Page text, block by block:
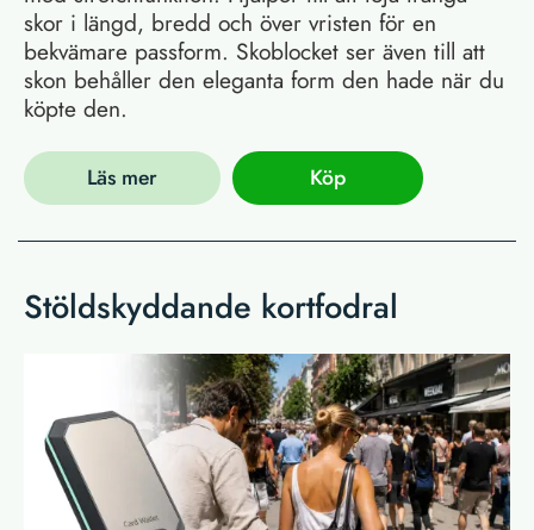
skor i längd, bredd och över vristen för en
bekvämare passform. Skoblocket ser även till att
skon behåller den eleganta form den hade när du
köpte den.
Läs mer Köp
Stöldskyddande kortfodral